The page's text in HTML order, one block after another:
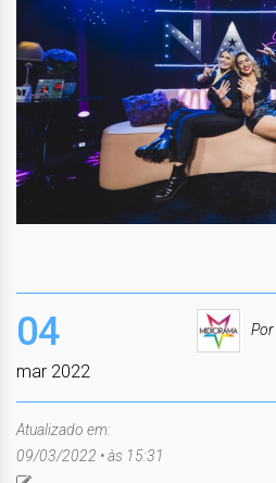
04
mar 2022
Por
Atualizado em:
09/03/2022 • às 15:31